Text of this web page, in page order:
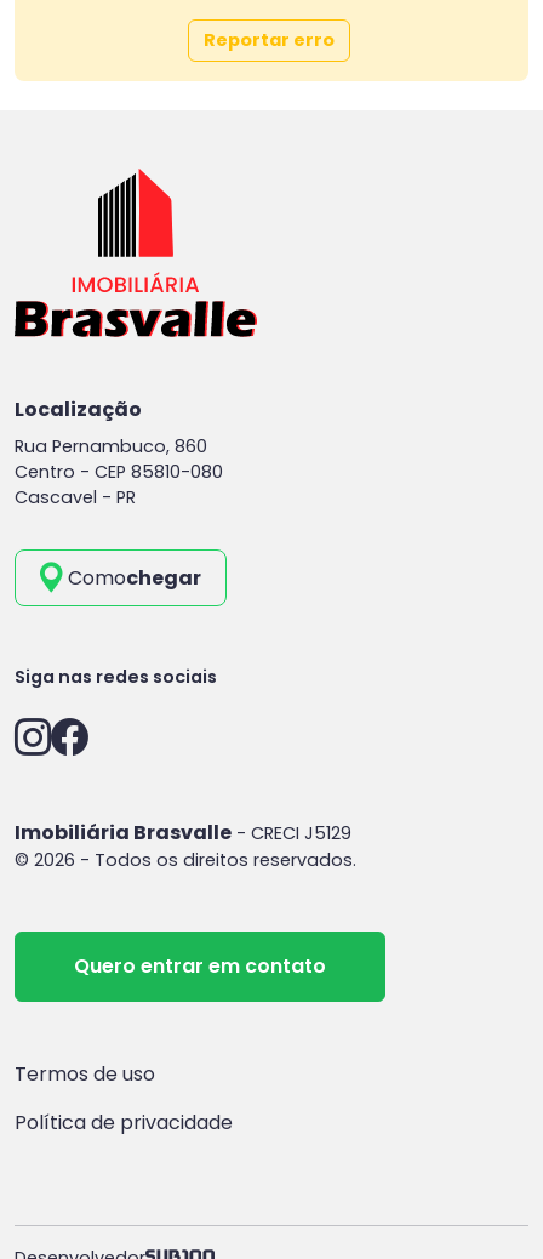
Reportar erro
Localização
Rua Pernambuco, 860
Centro - CEP 85810-080
Cascavel - PR
Comochegar
Siga nas redes sociais
Imobiliária Brasvalle - CRECI J5129
© 2026 - Todos os direitos reservados.
Quero entrar em contato
Termos de uso
Política de privacidade